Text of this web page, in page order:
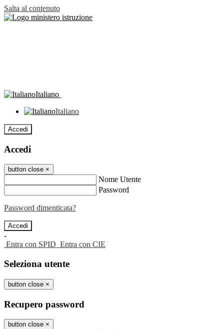
Salta al contenuto
Italiano
Italiano
Accedi
Accedi
button close ×
Nome Utente
Password
Password dimenticata?
-
Entra con SPID Entra con CIE
Seleziona utente
button close ×
Recupero password
button close ×